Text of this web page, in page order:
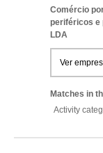
Comércio
periféricos e
LDA
Ver
Matches in
Activity